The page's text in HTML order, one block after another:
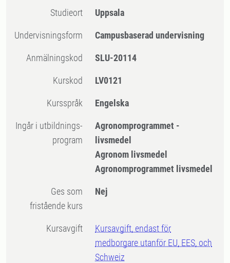
Studieort Uppsala
Undervisningsform Campusbaserad undervisning
Anmälningskod SLU-20114
Kurskod LV0121
Kursspråk Engelska
Ingår i utbildnings-
program
Agronomprogrammet -
livsmedel
Agronom livsmedel
Agronomprogrammet livsmedel
Ges som
fristående kurs
Nej
Kursavgift
Kursavgift, endast för
medborgare utanför EU, EES, och
Schweiz